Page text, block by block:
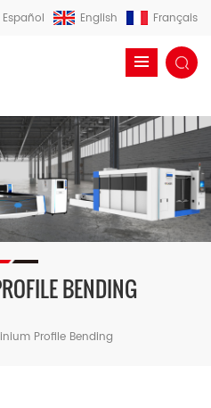
Español English Français
BENDING
Profile Bending